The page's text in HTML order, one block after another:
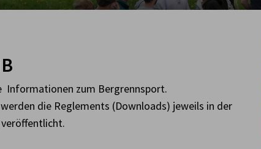
Informationen zum Bergrennsport.
die Reglements (Downloads) jeweils in der